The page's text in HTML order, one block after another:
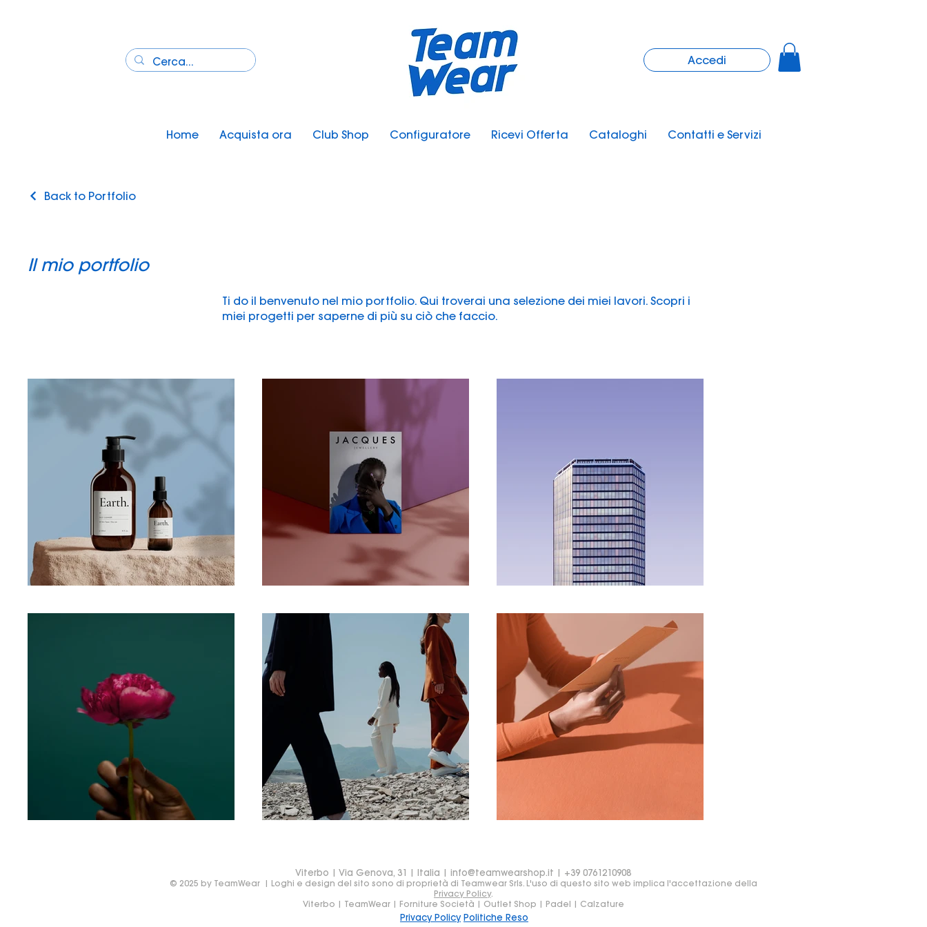
Accedi
Home Acquista ora Club Shop Configuratore Ricevi Offerta Cataloghi Contatti e Servizi
Back to Portfolio
Il mio portfolio
Ti do il benvenuto nel mio portfolio. Qui troverai una selezione dei miei lavori. Scopri i
miei progetti per saperne di più su ciò che faccio.
Viterbo | Via Genova, 31 | Italia | info@teamwearshop.it | +39 0761210908
© 2025 by TeamWear | Loghi e design del sito sono di proprietà di Teamwear Srls. L'uso di questo sito web implica l'accettazione della
Privacy Policy.
Viterbo | TeamWear | Forniture Società | Outlet Shop | Padel | Calzature
Politiche Reso
Privacy Policy